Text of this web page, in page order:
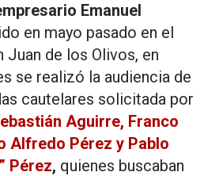
Emanuel
en mayo pasado en el
Juan de los Olivos, en
se realizó la audiencia de
cautelares solicitada por
Aguirre, Franco
Alfredo Pérez y Pablo
Pérez, quienes buscaban